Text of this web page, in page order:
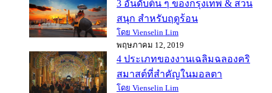
3 อันดับต้น ๆ ของกรุงเทพ & สวน
สนุก สำหรับฤดูร้อน
โดย Vienselin Lim
พฤษภาคม 12, 2019
4 ประเภทของงานเฉลิมฉลองคริ
สมาสต์ที่สำคัญในมอลตา
โดย Vienselin Lim